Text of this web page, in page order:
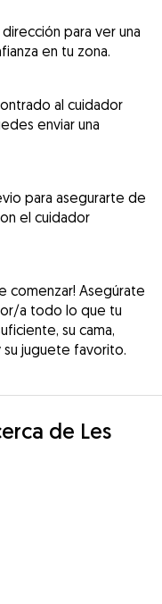
para ver una
en tu zona.
al cuidador
enviar una
para asegurarte de
el cuidador
comenzar! Asegúrate
a todo lo que tu
su cama,
su juguete favorito.
de Les